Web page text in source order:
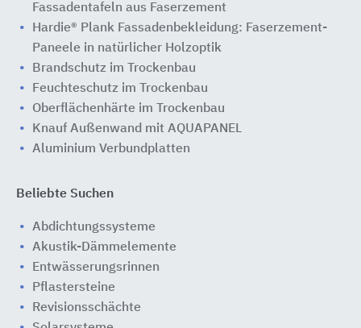
Fassadentafeln aus Faserzement
Hardie® Plank Fassadenbekleidung: Faserzement-
Paneele in natürlicher Holzoptik
Brandschutz im Trockenbau
Feuchteschutz im Trockenbau
Oberflächenhärte im Trockenbau
Knauf Außenwand mit AQUAPANEL
Aluminium Verbundplatten
Beliebte Suchen
Abdichtungssysteme
Akustik-Dämmelemente
Entwässerungsrinnen
Pflastersteine
Revisionsschächte